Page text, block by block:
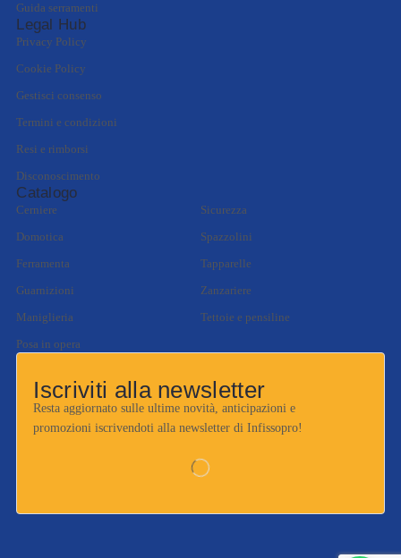
Guida serramenti
Legal Hub
Privacy Policy
Cookie Policy
Gestisci consenso
Termini e condizioni
Resi e rimborsi
Disconoscimento
Catalogo
Cerniere
Domotica
Ferramenta
Guarnizioni
Maniglieria
Posa in opera
Sicurezza
Spazzolini
Tapparelle
Zanzariere
Tettoie e pensiline
Iscriviti alla newsletter
Resta aggiornato sulle ultime novità, anticipazioni e
promozioni iscrivendoti alla newsletter di Infissopro!